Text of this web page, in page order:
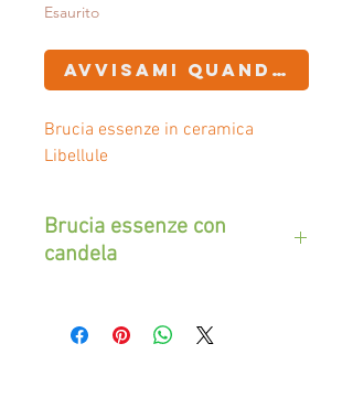
Esaurito
Avvisami quando è
Brucia essenze in ceramica
Libellule
Brucia essenze con
candela
bianca, motivo libellule.